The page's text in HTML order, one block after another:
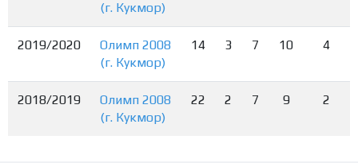
(г. Кукмор)
2019/2020
Олимп 2008
(г. Кукмор)
14 3 7 10 4
2018/2019
Олимп 2008
(г. Кукмор)
22 2 7 9 2